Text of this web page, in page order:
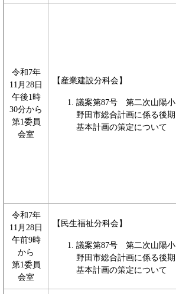
令和7年
11月28日
午後1時
30分から
第1委員
会室
【産業建設分科会】
議案第87号 第二次山陽小
野田市総合計画に係る後期
基本計画の策定について
令和7年
11月28日
午前9時
から
第1委員
会室
【民生福祉分科会】
議案第87号 第二次山陽小
野田市総合計画に係る後期
基本計画の策定について